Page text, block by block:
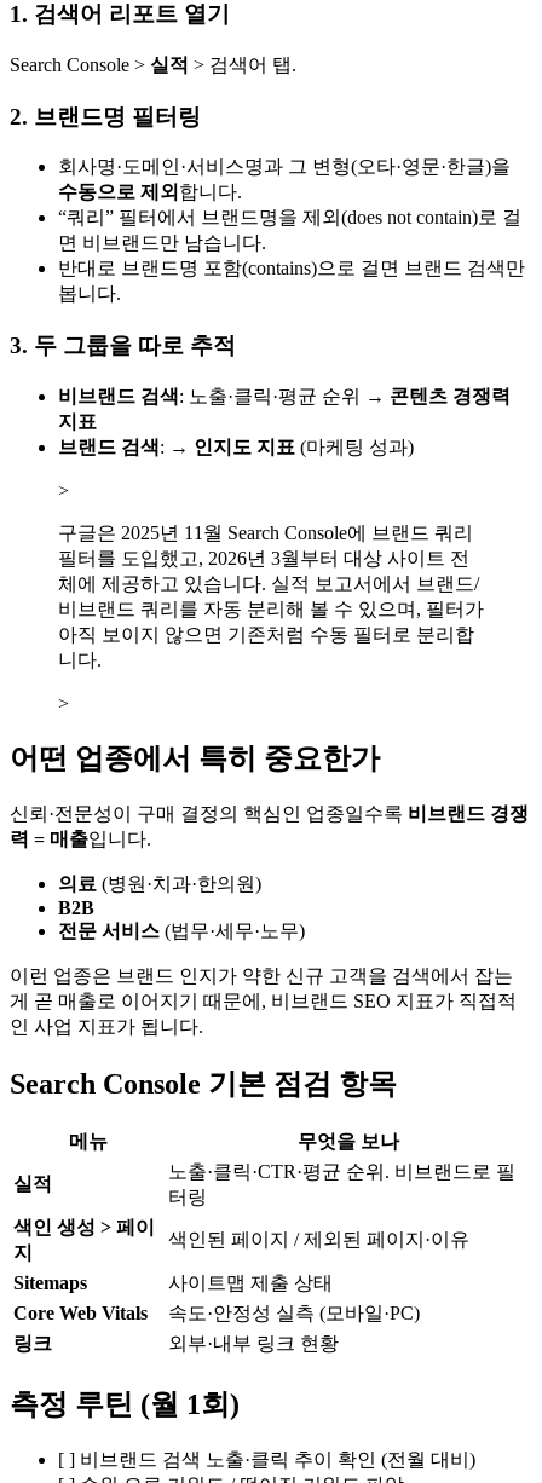
1. 검색어 리포트 열기
Search Console > 실적 > 검색어 탭.
2. 브랜드명 필터링
회사명·도메인·서비스명과 그 변형(오타·영문·한글)을
수동으로 제외 합니다.
“쿼리” 필터에서 브랜드명을 제외(does not contain)로 걸
면 비브랜드만 남습니다.
반대로 브랜드명 포함(contains)으로 걸면 브랜드 검색만
봅니다.
3. 두 그룹을 따로 추적
비브랜드 검색: 노출·클릭·평균 순위 → 콘텐츠 경쟁력
지표
브랜드 검색: → 인지도 지표 (마케팅 성과)
>
구글은 2025년 11월 Search Console에 브랜드 쿼리
필터를 도입했고, 2026년 3월부터 대상 사이트 전
체에 제공하고 있습니다. 실적 보고서에서 브랜드/
비브랜드 쿼리를 자동 분리해 볼 수 있으며, 필터가
아직 보이지 않으면 기존처럼 수동 필터로 분리합
니다.
>
어떤 업종에서 특히 중요한가
신뢰·전문성이 구매 결정의 핵심인 업종일수록 비브랜드 경쟁
력 = 매출입니다.
의료 (병원·치과·한의원)
B2B
전문 서비스 (법무·세무·노무)
이런 업종은 브랜드 인지가 약한 신규 고객을 검색에서 잡는
게 곧 매출로 이어지기 때문에, 비브랜드 SEO 지표가 직접적
인 사업 지표가 됩니다.
Search Console 기본 점검 항목
메뉴 무엇을 보나
실적
노출·클릭·CTR·평균 순위. 비브랜드로 필
터링
색인 생성 > 페이
지
색인된 페이지 / 제외된 페이지·이유
Sitemaps
사이트맵 제출 상태
Core Web Vitals
속도·안정성 실측 (모바일·PC)
링크
외부·내부 링크 현황
측정 루틴 (월 1회)
[ ] 비브랜드 검색 노출·클릭 추이 확인 (전월 대비)